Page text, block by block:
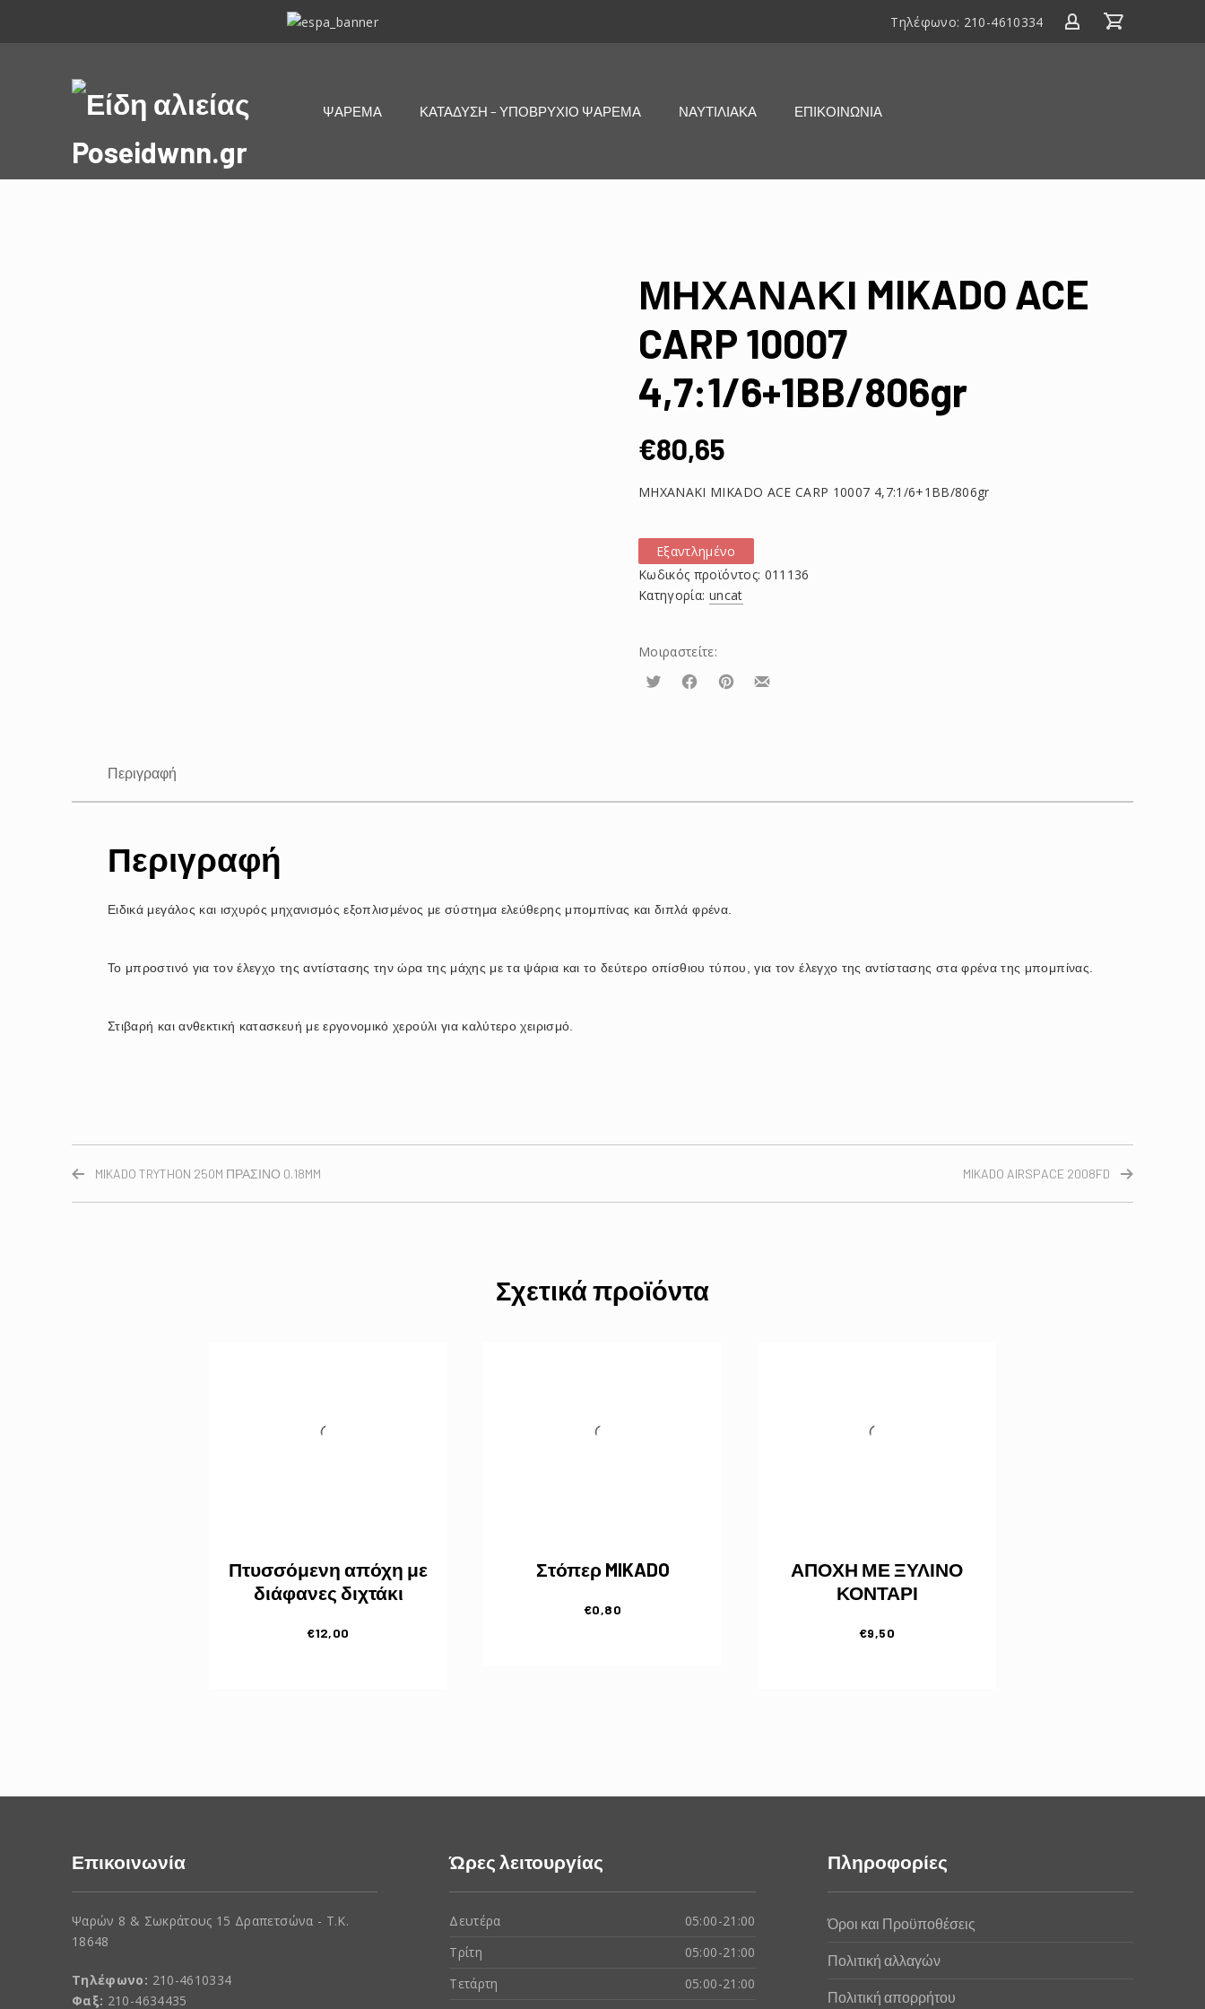
ΕΣΠΑ
Τηλέφωνο: 210-4610334
Είδη
αλιείας
ΨΑΡΕΜΑ ΚΑΤΑΔΥΣΗ – ΥΠΟΒΡΥΧΙΟ ΨΑΡΕΜΑ ΝΑΥΤΙΛΙΑΚΑ ΕΠΙΚΟΙΝΩΝΙΑ
ΜΗΧΑΝΑΚΙ MIKADO ACE
CARP 10007
4,7:1/6+1BB/806gr
€80,65
ΜΗΧΑΝΑΚΙ MIKADO ACE CARP 10007 4,7:1/6+1BB/806gr
Εξαντλημένο
Κωδικός προϊόντος: 011136
Κατηγορία: uncat
Μοιραστείτε:
Τουίτα ΜοιραστείτεΜοιραστείτεΜοιραστείτε
Περιγραφή
Περιγραφή
Ειδικά μεγάλος και ισχυρός μηχανισμός εξοπλισμένος με σύστημα ελεύθερης μπομπίνας και διπλά φρένα.
Το μπροστινό για τον έλεγχο της αντίστασης την ώρα της μάχης με τα ψάρια και το δεύτερο οπίσθιου τύπου, για τον έλεγχο της αντίστασης στα φρένα της μπομπίνας.
Στιβαρή και ανθεκτική κατασκευή με εργονομικό χερούλι για καλύτερο χειρισμό.
MIKADO TRYTHON 250M ΠΡΑΣΙΝΟ 0.18MM MIKADO AIRSPACE 2008FD
Σχετικά προϊόντα
Πτυσσόμενη απόχη με
διάφανες διχτάκι
€12,00
Στόπερ MIKADO
€0,80
ΑΠΟΧΗ ΜΕ ΞΥΛΙΝΟ
ΚΟΝΤΑΡΙ
€9,50
Επικοινωνία
Ψαρών 8 & Σωκράτους 15 Δραπετσώνα - Τ.Κ.
18648
Τηλέφωνο: 210-4610334
Φαξ: 210-4634435
Ώρες λειτουργίας
Δευτέρα
05:00-21:00
Τρίτη
05:00-21:00
Τετάρτη
05:00-21:00
Πληροφορίες
Όροι και Προϋποθέσεις
Πολιτική αλλαγών
Πολιτική απορρήτου